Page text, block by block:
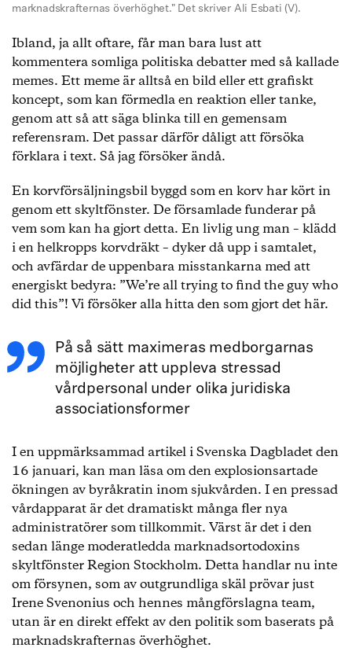
marknadskrafternas överhöghet." Det skriver Ali Esbati (V).
Ibland, ja allt oftare, får man bara lust att
kommentera somliga politiska debatter med så kallade
memes. Ett meme är alltså en bild eller ett grafiskt
koncept, som kan förmedla en reaktion eller tanke,
genom att så att säga blinka till en gemensam
referensram. Det passar därför dåligt att försöka
förklara i text. Så jag försöker ändå.
En korvförsäljningsbil byggd som en korv har kört in
genom ett skyltfönster. De församlade funderar på
vem som kan ha gjort detta. En livlig ung man – klädd
i en helkropps korvdräkt – dyker då upp i samtalet,
och avfärdar de uppenbara misstankarna med att
energiskt bedyra: ”We’re all trying to find the guy who
did this”! Vi försöker alla hitta den som gjort det här.
På så sätt maximeras medborgarnas
möjligheter att uppleva stressad
vårdpersonal under olika juridiska
associationsformer
I en uppmärksammad artikel i Svenska Dagbladet den
16 januari, kan man läsa om den explosionsartade
ökningen av byråkratin inom sjukvården. I en pressad
vårdapparat är det dramatiskt många fler nya
administratörer som tillkommit. Värst är det i den
sedan länge moderatledda marknadsortodoxins
skyltfönster Region Stockholm. Detta handlar nu inte
om försynen, som av outgrundliga skäl prövar just
Irene Svenonius och hennes mångförslagna team,
utan är en direkt effekt av den politik som baserats på
marknadskrafternas överhöghet.